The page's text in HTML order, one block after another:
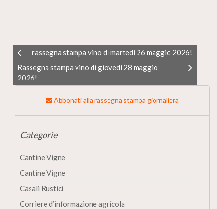
rassegna stampa vino di martedì 26 maggio 2026!
Rassegna stampa vino di giovedì 28 maggio
2026!
Abbonati alla rassegna stampa giornaliera
Categorie
Cantine Vigne
Cantine Vigne
Casali Rustici
Corriere d’informazione agricola